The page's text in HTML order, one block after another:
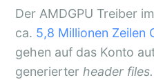
Der AMDGPU Treiber
ca. 5,8 Millionen Zeilen
gehen auf das Konto
generierter header files.